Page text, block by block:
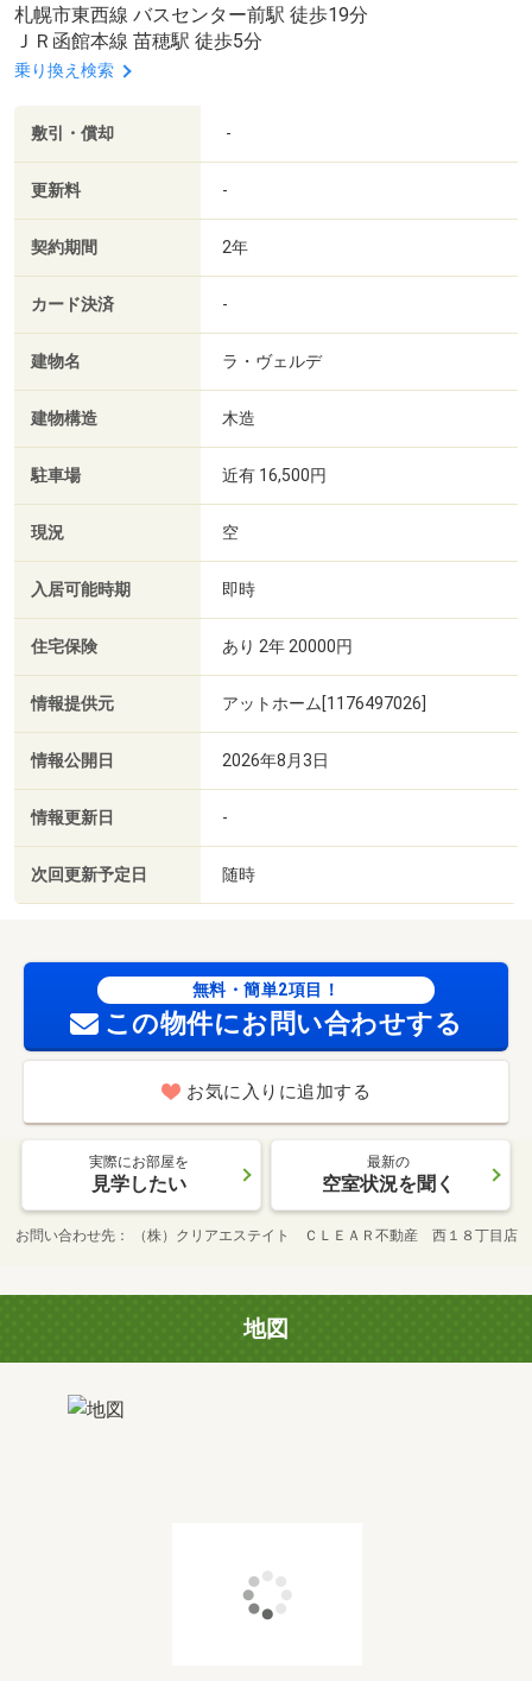
札幌市東西線 バスセンター前駅 徒歩19分
ＪＲ函館本線 苗穂駅 徒歩5分
乗り換え検索
敷引・償却 -
更新料 -
契約期間 2年
カード決済 -
建物名 ラ・ヴェルデ
建物構造 木造
駐車場 近有 16,500円
現況 空
入居可能時期 即時
住宅保険 あり 2年 20000円
情報提供元 アットホーム[1176497026]
情報公開日 2026年8月3日
情報更新日 -
次回更新予定日 随時
無料・簡単2項目！
この物件にお問い合わせする
お気に入りに追加する
実際にお部屋を
見学したい
最新の
空室状況を聞く
お問い合わせ先 （株）クリアエステイト ＣＬＥＡＲ不動産 西１８丁目店
地図